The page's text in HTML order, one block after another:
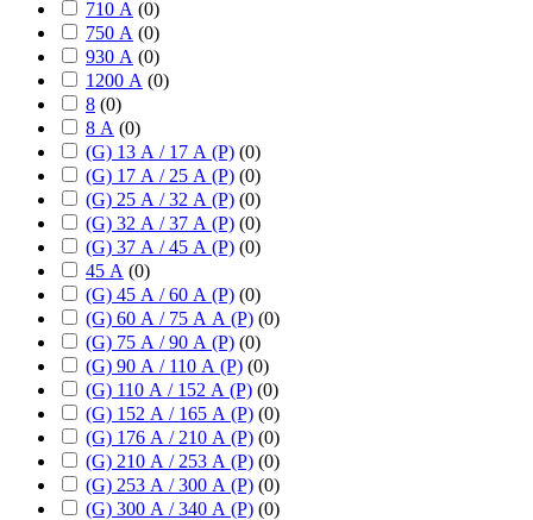
710 А (0)
750 А (0)
930 А (0)
1200 А (0)
8 (0)
8 А (0)
(G) 13 А / 17 А (P) (0)
(G) 17 А / 25 А (P) (0)
(G) 25 А / 32 А (P) (0)
(G) 32 А / 37 А (P) (0)
(G) 37 А / 45 А (P) (0)
45 А (0)
(G) 45 А / 60 А (P) (0)
(G) 60 А / 75 А А (P) (0)
(G) 75 А / 90 А (P) (0)
(G) 90 А / 110 А (P) (0)
(G) 110 А / 152 А (P) (0)
(G) 152 А / 165 А (P) (0)
(G) 176 А / 210 А (P) (0)
(G) 210 А / 253 А (P) (0)
(G) 253 А / 300 А (P) (0)
(G) 300 А / 340 А (P) (0)